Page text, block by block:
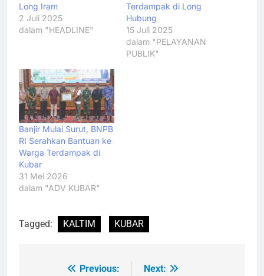
Long Iram
2 Juli 2025
dalam "HEADLINE"
Terdampak di Long
Hubung
15 Juli 2025
dalam "PELAYANAN
PUBLIK"
Banjir Mulai Surut, BNPB
RI Serahkan Bantuan ke
Warga Terdampak di
Kubar
31 Mei 2026
dalam "ADV KUBAR"
Tagged: KALTIM KUBAR
NavigasiPrevious: Next: